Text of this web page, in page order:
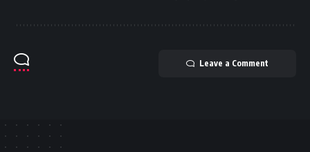
Leave a Comment